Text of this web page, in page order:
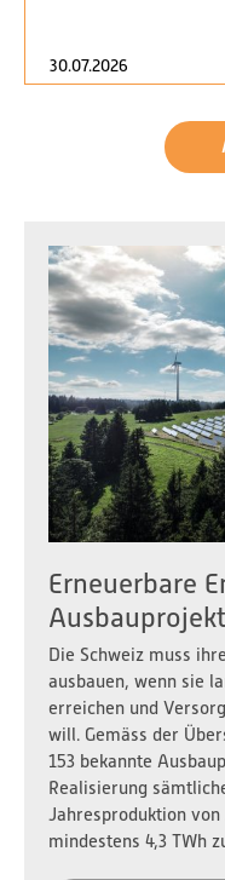
30.07.2026
Erneuerbare
Die Schweiz muss
ausbauen, wenn sie
erreichen und
will. Gemäss der
153 bekannte
Realisierung
Jahresproduktion
mindestens 4,3 TWh